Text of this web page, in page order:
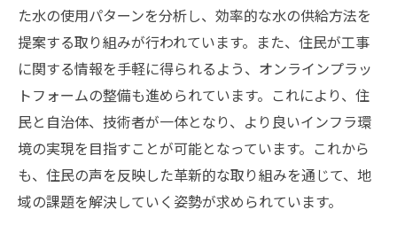
た水の使用パターンを分析し、効率的な水の供給方法を
提案する取り組みが行われています。また、住民が工事
に関する情報を手軽に得られるよう、オンラインプラッ
トフォームの整備も進められています。これにより、住
民と自治体、技術者が一体となり、より良いインフラ環
境の実現を目指すことが可能となっています。これから
も、住民の声を反映した革新的な取り組みを通じて、地
域の課題を解決していく姿勢が求められています。